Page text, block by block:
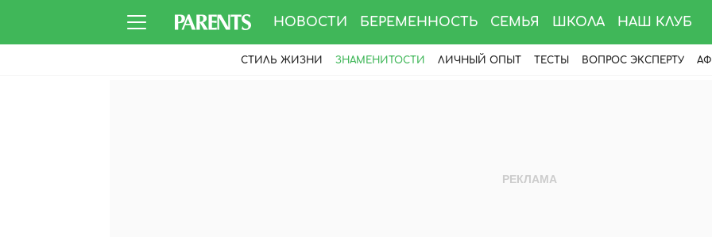
НОВОСТИ БЕРЕМЕННОСТЬ СЕМЬЯ ШКОЛА НАШ КЛУБ
СТИЛЬ ЖИЗНИ ЗНАМЕНИТОСТИ ЛИЧНЫЙ ОПЫТ ТЕСТЫ ВОПРОС ЭКСПЕРТУ